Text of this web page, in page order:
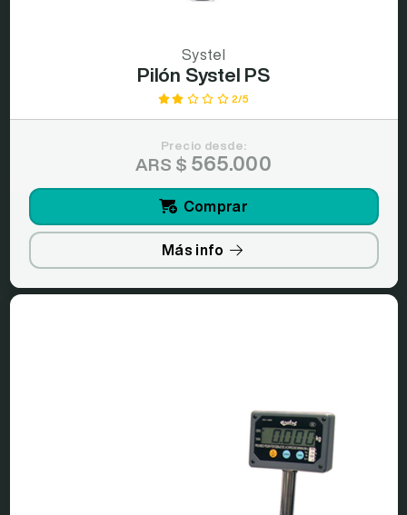
Systel
Pilón Systel PS
2/5
Precio desde:
ARS $ 565.000
Comprar
Más info